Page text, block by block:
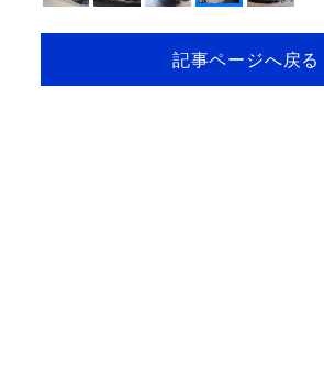
記事ページへ戻る